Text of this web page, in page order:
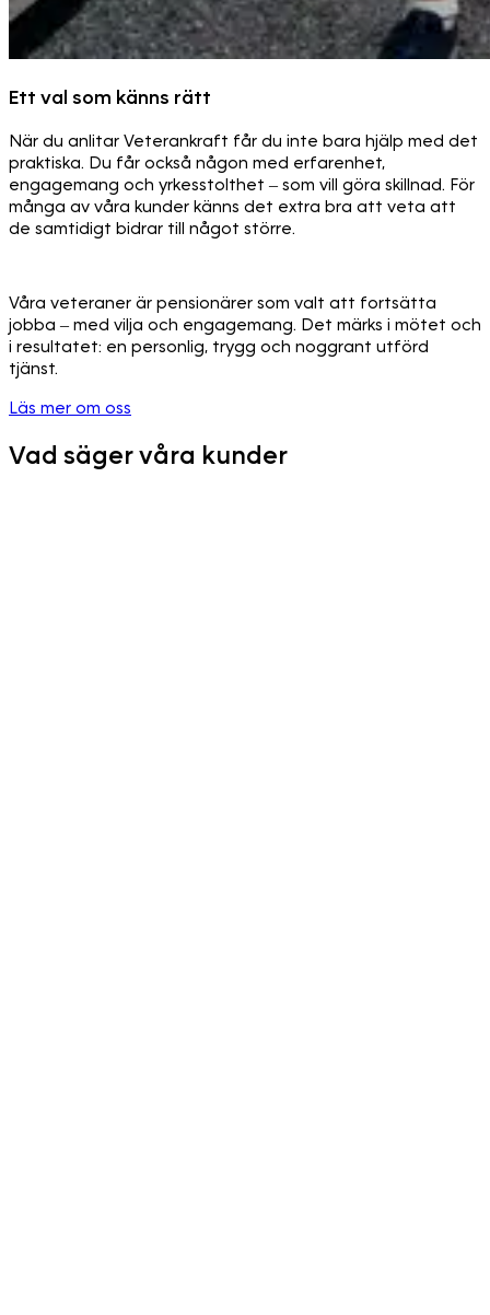
Ett val som känns rätt
När du anlitar Veterankraft får du inte bara hjälp med det
praktiska. Du får också någon med erfarenhet,
engagemang och yrkesstolthet – som vill göra skillnad. För
många av våra kunder känns det extra bra att veta att
de samtidigt bidrar till något större.
Våra veteraner är pensionärer som valt att fortsätta
jobba – med vilja och engagemang. Det märks i mötet och
i resultatet: en personlig, trygg och noggrant utförd
tjänst.
Läs mer om oss
Vad säger våra kunder